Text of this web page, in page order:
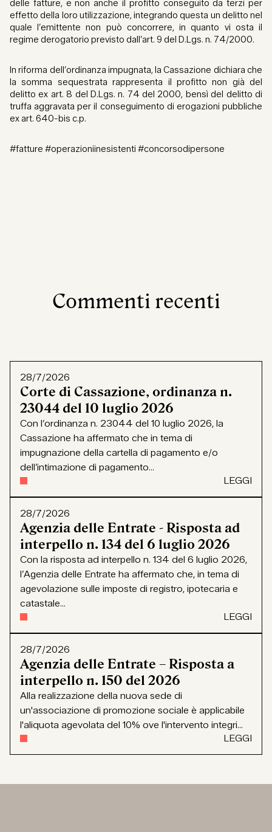
delle fatture, e non anche il profitto conseguito da terzi per
effetto della loro utilizzazione, integrando questa un delitto nel
quale l’emittente non può concorrere, in quanto vi osta il
regime derogatorio previsto dall’art. 9 del D.Lgs. n. 74/2000.
In riforma dell’ordinanza impugnata, la Cassazione dichiara che
la somma sequestrata rappresenta il profitto non già del
delitto ex art. 8 del D.Lgs. n. 74 del 2000, bensì del delitto di
truffa aggravata per il conseguimento di erogazioni pubbliche
ex art. 640-bis c.p.
#fatture #operazioniinesistenti #concorsodipersone
Commenti recenti
28/7/2026
Corte di Cassazione, ordinanza n.
23044 del 10 luglio 2026
Con l’ordinanza n. 23044 del 10 luglio 2026, la
Cassazione ha affermato che in tema di
impugnazione della cartella di pagamento e/o
dell’intimazione di pagamento...
LEGGI
28/7/2026
Agenzia delle Entrate - Risposta ad
interpello n. 134 del 6 luglio 2026
Con la risposta ad interpello n. 134 del 6 luglio 2026,
l’Agenzia delle Entrate ha affermato che, in tema di
agevolazione sulle imposte di registro, ipotecaria e
catastale...
LEGGI
28/7/2026
Agenzia delle Entrate – Risposta a
interpello n. 150 del 2026
Alla realizzazione della nuova sede di
un'associazione di promozione sociale è applicabile
l'aliquota agevolata del 10% ove l'intervento integri...
LEGGI